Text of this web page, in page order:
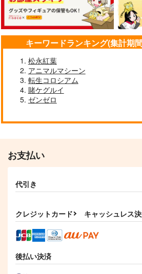
キーワードランキング(集計期
松永紅葉
アニマルマシーン
転生コロシアム
賭ケグルイ
ゼンゼロ
お支払い
代引き
クレジットカード キャッシュレス
後払い決済